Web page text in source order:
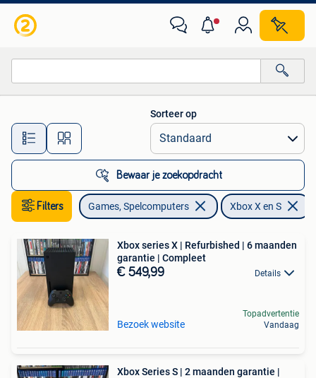
Alle afstanden…
Sorteer op
Bewaar je zoekopdracht
Filters Games, Spelcomputers Xbox X en S
Xbox series X | Refurbished | 6 maanden
garantie | Compleet
€ 549,99 Details
Bezoek website
Topadvertentie
Vandaag
Xbox Series S | 2 maanden garantie |